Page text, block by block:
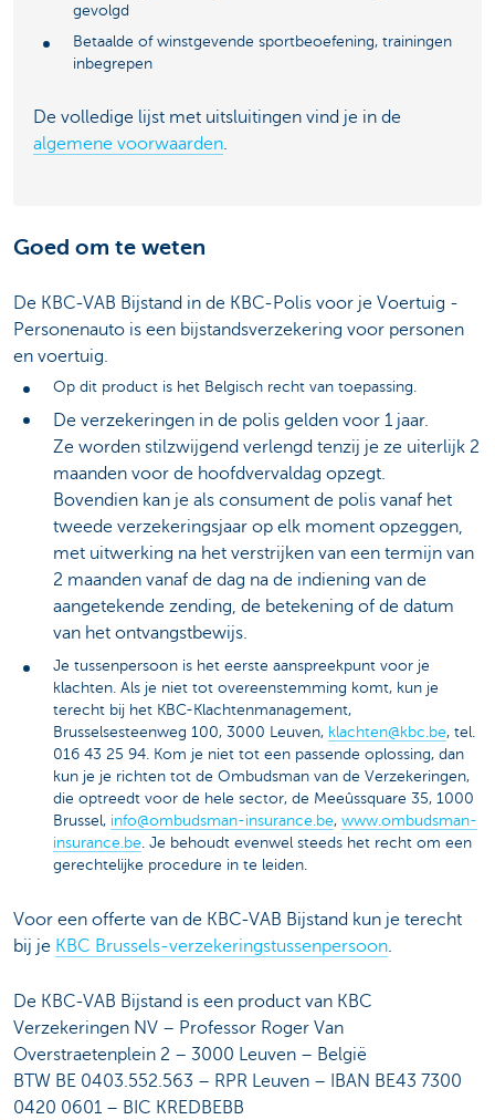
gevolgd
Betaalde of winstgevende sportbeoefening, trainingen
inbegrepen
De volledige lijst met uitsluitingen vind je in de
algemene voorwaarden.
Goed om te weten
De KBC-VAB Bijstand in de KBC-Polis voor je Voertuig -
Personenauto is een bijstandsverzekering voor personen
en voertuig.
Op dit product is het Belgisch recht van toepassing.
De verzekeringen in de polis gelden voor 1 jaar.
Ze worden stilzwijgend verlengd tenzij je ze uiterlijk 2
maanden voor de hoofdvervaldag opzegt.
Bovendien kan je als consument de polis vanaf het
tweede verzekeringsjaar op elk moment opzeggen,
met uitwerking na het verstrijken van een termijn van
2 maanden vanaf de dag na de indiening van de
aangetekende zending, de betekening of de datum
van het ontvangstbewijs.
Je tussenpersoon is het eerste aanspreekpunt voor je
klachten. Als je niet tot overeenstemming komt, kun je
terecht bij het KBC-Klachtenmanagement,
Brusselsesteenweg 100, 3000 Leuven, klachten@kbc.be, tel.
016 43 25 94. Kom je niet tot een passende oplossing, dan
kun je je richten tot de Ombudsman van de Verzekeringen,
die optreedt voor de hele sector, de Meeûssquare 35, 1000
Brussel, info@ombudsman-insurance.be, www.ombudsman-
insurance.be. Je behoudt evenwel steeds het recht om een
gerechtelijke procedure in te leiden.
Voor een offerte van de KBC-VAB Bijstand kun je terecht
bij je KBC Brussels-verzekeringstussenpersoon
De KBC-VAB Bijstand is een product van KBC
Verzekeringen NV – Professor Roger Van
Overstraetenplein 2 – 3000 Leuven – België
BTW BE 0403.552.563 – RPR Leuven – IBAN BE43 7300
0420 0601 – BIC KREDBEBB